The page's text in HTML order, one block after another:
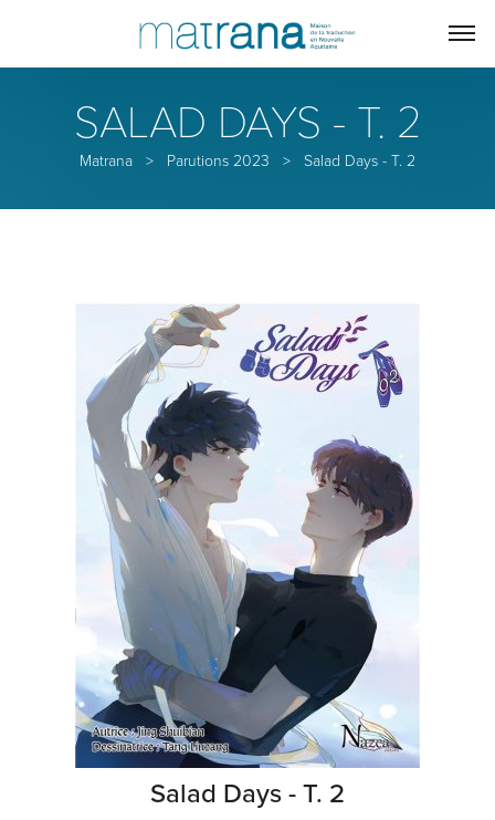
SALAD DAYS - T. 2
Matrana > Parutions 2023 > Salad Days - T. 2
Salad Days - T. 2